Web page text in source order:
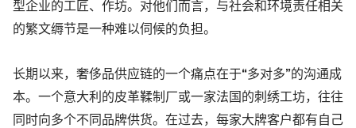
型企业的工匠、作坊。对他们而言，与社会和环境责任相关
的繁文缛节是一种难以伺候的负担。
长期以来，奢侈品供应链的一个痛点在于“多对多”的沟通成
本。一个意大利的皮革鞣制厂或一家法国的刺绣工坊，往往
同时向多个不同品牌供货。在过去，每家大牌客户都有自己